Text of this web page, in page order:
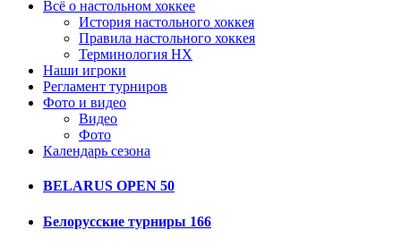
Всё о настольном хоккее
История настольного хоккея
Правила настольного хоккея
Терминология НХ
Наши игроки
Регламент турниров
Фото и видео
Видео
Фото
Календарь сезона
BELARUS OPEN 50
Белорусские турниры 166